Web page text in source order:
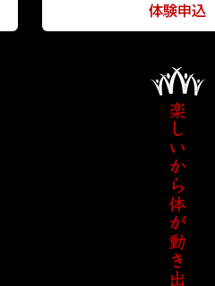
体験申込